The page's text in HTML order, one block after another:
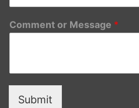
Comment or Message *
Submit